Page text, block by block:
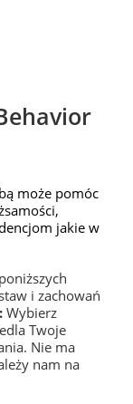
może pomóc
jakie w
i zachowań
Wybierz
Twoje
Nie ma
nam na